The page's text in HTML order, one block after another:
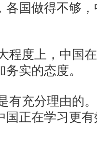
各国做得不够
程度上，中国
实的态度。
有充分理由的
国正在学习更